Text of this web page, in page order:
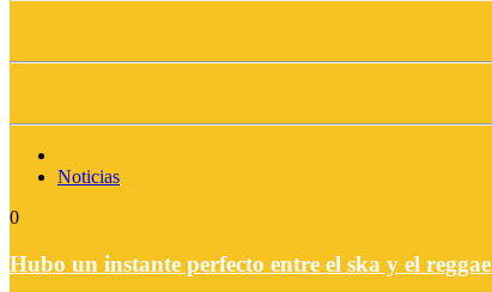
Noticias
0
Hubo un instante perfecto entre el ska y el reggae